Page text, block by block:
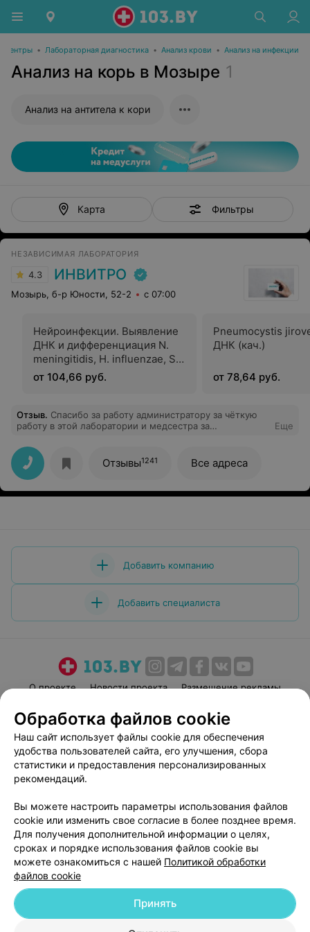
центры • Лабораторная диагностика • Анализ крови • Анализ на инфекции
Анализ на корь в Мозыре 1
Анализ на антитела к кори
Карта Фильтры
НЕЗАВИСИМАЯ ЛАБОРАТОРИЯ
4.3 ИНВИТРО
Мозырь, б-р Юности, 52-2 с 07:00
Нейроинфекции. Выявление
ДНК и дифференциация N.
meningitidis, H. influenzae, S.
Pneumoniae
от 104,66 руб.
Pneumocystis
ДНК (кач.)
от 78,64 руб.
Отзыв. Спасибо за работу администратору за чёткую
работу в этой лаборатории и медсестра за
Еще
Отзывы1241 Все адреса
Добавить компанию
Добавить специалиста
О проекте Новости проекта
Размещение рекламы
Пользовательское соглашение
Способы оплаты
Вакансии
Партнеры
Написать руководителю 103.by
Персональные настройки cookie
Обработка персональных данных
© 2026 ООО «Артокс Лаб», УНП 191700409| 220012, Республика Беларусь,
Обработка файлов cookie
Наш сайт использует файлы cookie для обеспечения
удобства пользователей сайта, его улучшения, сбора
статистики и предоставления персонализированных
рекомендаций.
Вы можете настроить параметры использования файлов
cookie или изменить свое согласие в более позднее время.
Для получения дополнительной информации о целях,
сроках и порядке использования файлов cookie вы
можете ознакомиться с нашей Политикой обработки
файлов cookie
Принять